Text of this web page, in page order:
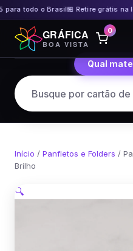
todo o Brasil🏪 Retire grátis na
Pular
para
o
GRÁFICA
BOA VISTA
0
Qual
Início / Panfletos e Folders /
Brilho
🔍